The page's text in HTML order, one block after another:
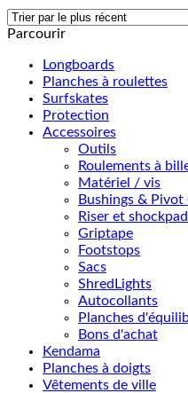
Parcourir
Longboards
Planches à roulettes
Surfskates
Protection
Accessoires
Outils
Roulements à
Matériel / vis
Bushings & Pivot
Riser et
Griptape
Footstops
Sacs
ShredLights
Autocollants
Planches
Bons d'achat
Kendama
Planches à doigts
Vêtements de ville